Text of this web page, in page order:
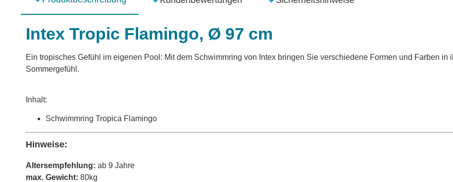
Intex Tropic Flamingo, Ø 97 cm
Ein tropisches Gefühl im eigenen Pool: Mit dem Schwimmring von Intex bringen Sie verschiedene Formen und Farben
Sommergefühl.
Inhalt:
Schwimmring Tropica Flamingo
Hinweise:
Altersempfehlung: ab 9 Jahre
max. Gewicht: 80kg